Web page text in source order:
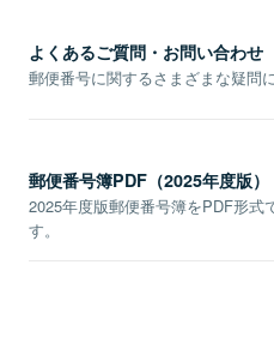
よくあるご質問・お問い合わせ
郵便番号に関するさまざまな疑問
郵便番号簿PDF（2025年度版）
2025年度版郵便番号簿をPDF形式
す。